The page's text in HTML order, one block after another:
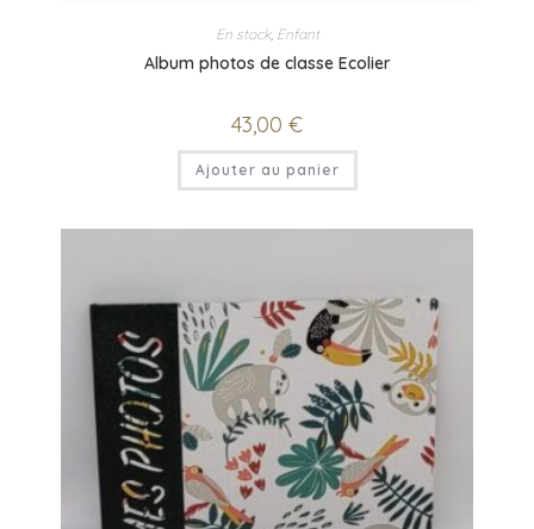
En stock, Enfant
Album photos de classe Ecolier
43,00 €
Ajouter au panier